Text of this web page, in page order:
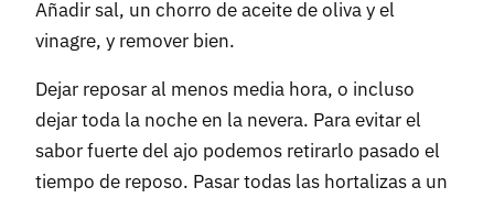
Añadir sal, un chorro de aceite de oliva y el
vinagre, y remover bien.
Dejar reposar al menos media hora, o incluso
dejar toda la noche en la nevera. Para evitar el
sabor fuerte del ajo podemos retirarlo pasado el
tiempo de reposo. Pasar todas las hortalizas a un